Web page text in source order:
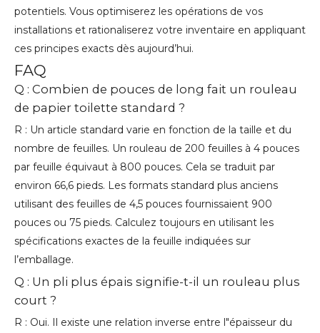
potentiels. Vous optimiserez les opérations de vos
installations et rationaliserez votre inventaire en appliquant
ces principes exacts dès aujourd’hui.
FAQ
Q : Combien de pouces de long fait un rouleau
de papier toilette standard ?
R : Un article standard varie en fonction de la taille et du
nombre de feuilles. Un rouleau de 200 feuilles à 4 pouces
par feuille équivaut à 800 pouces. Cela se traduit par
environ 66,6 pieds. Les formats standard plus anciens
utilisant des feuilles de 4,5 pouces fournissaient 900
pouces ou 75 pieds. Calculez toujours en utilisant les
spécifications exactes de la feuille indiquées sur
l’emballage.
Q : Un pli plus épais signifie-t-il un rouleau plus
court ?
R : Oui. Il existe une relation inverse entre l"épaisseur du